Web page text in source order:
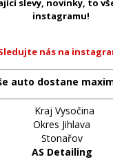
instagramu!
nás na
auto dostane
Kraj Vysočina
Okres Jihlava
Stonařov
AS Detailing